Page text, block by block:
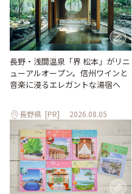
長野・浅間温泉「界 松本」がリニ
ューアルオープン。信州ワインと
音楽に浸るエレガントな湯宿へ
長野県 [PR] 2026.08.05